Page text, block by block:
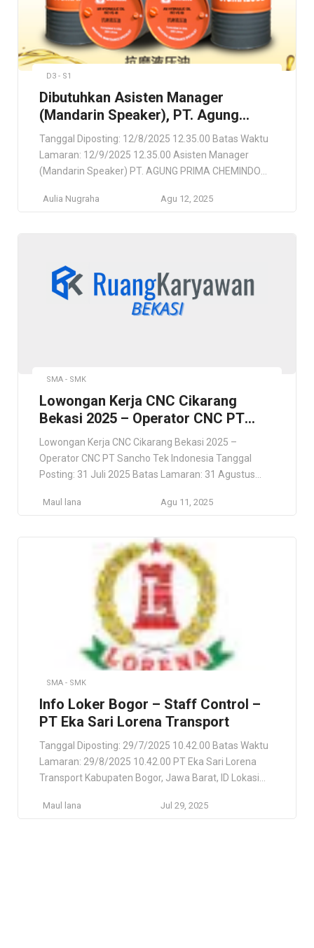
D3 - S1
Dibutuhkan Asisten Manager
(Mandarin Speaker), PT. Agung
Prima Chemindo
Tanggal Diposting: 12/8/2025 12.35.00 Batas Waktu
Lamaran: 12/9/2025 12.35.00 Asisten Manager
(Mandarin Speaker) PT. AGUNG PRIMA CHEMINDO
Banten, ID Deskripsi Pekerjaan Dikarenakan General
Diutamakan Female (karena bosnya female). Usia :
20 […]
Aulia Nugraha Agu 12, 2025
SMA - SMK
Lowongan Kerja CNC Cikarang
Bekasi 2025 – Operator CNC PT
Sancho Tek Indonesia
Lowongan Kerja CNC Cikarang Bekasi 2025 –
Operator CNC PT Sancho Tek Indonesia Tanggal
Posting: 31 Juli 2025 Batas Lamaran: 31 Agustus
Operator CNC PT Sancho Tek Indonesia PT Sancho
perusahaan teknologi dan rekayasa yang
menyediakan solusi perangkat keras, perangkat […]
Maul lana Agu 11, 2025
SMA - SMK
Info Loker Bogor – Staff Control –
PT Eka Sari Lorena Transport
Tanggal Diposting: 29/7/2025 10.42.00 Batas Waktu
Lamaran: 29/8/2025 10.42.00 PT Eka Sari Lorena
Transport Kabupaten Bogor, Jawa Barat, ID Lokasi
Pekerjaan PT Eka Sari Lorena Transport Tbk (atau
Maul lana Jul 29, 2025